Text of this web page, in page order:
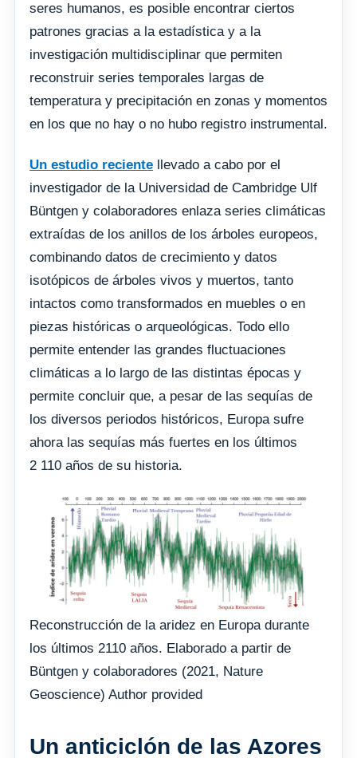
seres humanos, es posible encontrar ciertos
patrones gracias a la estadística y a la
investigación multidisciplinar que permiten
reconstruir series temporales largas de
temperatura y precipitación en zonas y momentos
en los que no hay o no hubo registro instrumental.
Un estudio reciente llevado a cabo por el
investigador de la Universidad de Cambridge Ulf
Büntgen y colaboradores enlaza series climáticas
extraídas de los anillos de los árboles europeos,
combinando datos de crecimiento y datos
isotópicos de árboles vivos y muertos, tanto
intactos como transformados en muebles o en
piezas históricas o arqueológicas. Todo ello
permite entender las grandes fluctuaciones
climáticas a lo largo de las distintas épocas y
permite concluir que, a pesar de las sequías de
los diversos periodos históricos, Europa sufre
ahora las sequías más fuertes en los últimos
2 110 años de su historia.
Reconstrucción de la aridez en Europa durante
los últimos 2110 años. Elaborado a partir de
Büntgen y colaboradores (2021, Nature
Geoscience) Author provided
Un anticiclón de las Azores